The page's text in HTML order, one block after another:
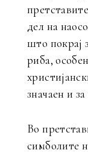
дел на
што покрај
риба,
значаен и
Во
симболите